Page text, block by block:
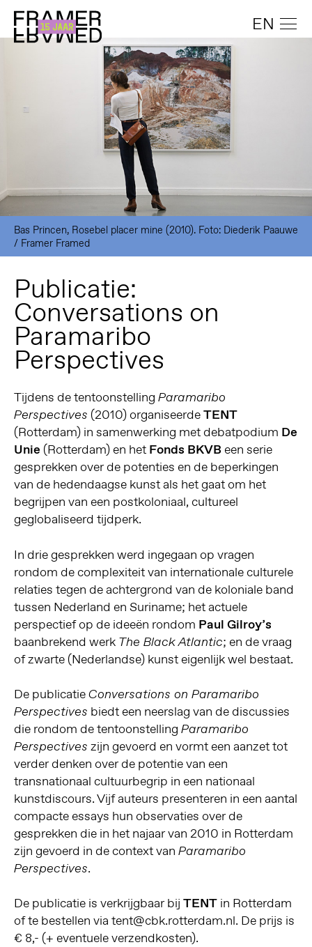
EN
Bas Princen, Rosebel placer mine (2010). Foto: Diederik Paauwe
/ Framer Framed
Publicatie:
Conversations on
Paramaribo
Perspectives
Tijdens de tentoonstelling Paramaribo
Perspectives (2010) organiseerdeTENT
(Rotterdam) in samenwerking met debatpodium De
Unie (Rotterdam) en het Fonds BKVB een serie
gesprekken over de potenties en de beperkingen
van de hedendaagse kunst als het gaat om het
begrijpen van een postkoloniaal, cultureel
geglobaliseerd tijdperk.
In drie gesprekken werd ingegaan op vragen
rondom de complexiteit van internationale culturele
relaties tegen de achtergrond van de koloniale band
tussen Nederland en Suriname; het actuele
perspectief op de ideeën rondom Paul Gilroy’s
baanbrekend werk The Black Atlantic; en de vraag
of zwarte (Nederlandse) kunst eigenlijk wel bestaat.
De publicatieConversations on Paramaribo
Perspectives biedt een neerslag van de discussies
die rondom de tentoonstelling Paramaribo
Perspectives zijn gevoerd en vormt een aanzet tot
verder denken over de potentie van een
transnationaal cultuurbegrip in een nationaal
kunstdiscours. Vijf auteurs presenteren in een aantal
compacte essays hun observaties over de
gesprekken die in het najaar van 2010 in Rotterdam
zijn gevoerd in de context van Paramaribo
Perspectives.
De publicatie is verkrijgbaar bij TENTin Rotterdam
of te bestellen via tent@cbk.rotterdam.nl. De prijs is
€ 8,- (+ eventuele verzendkosten).